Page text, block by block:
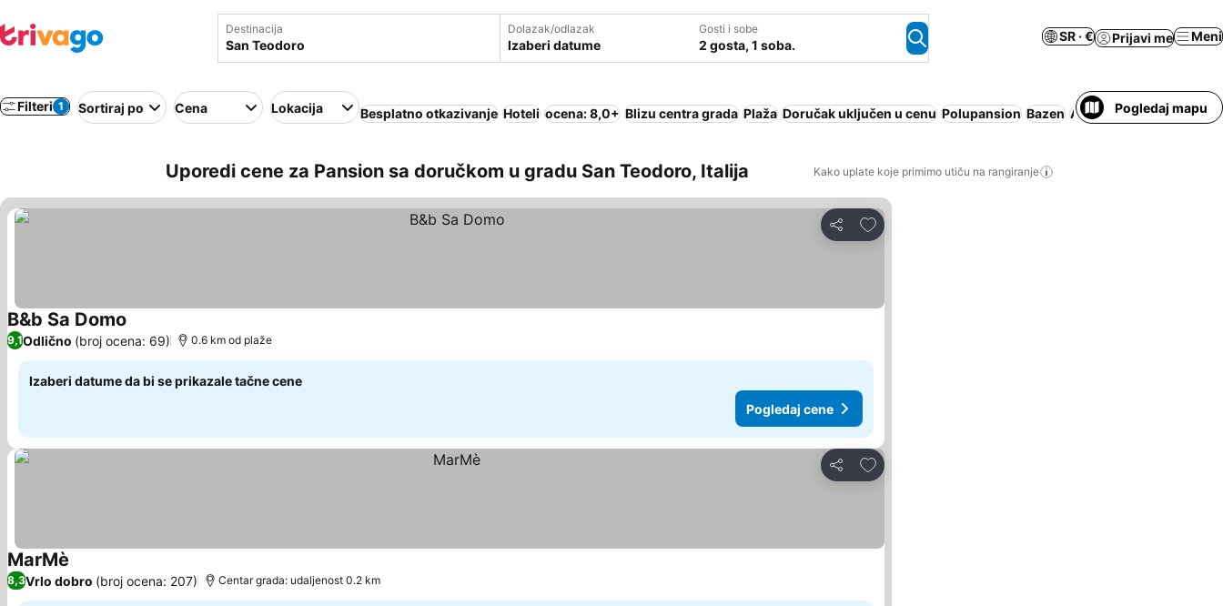
Destinacija Dolazak/odlazak
Izaberi datume
Gosti i sobe
2 gosta, 1 soba.
SR · € Prijavi me Meni
Filteri 1 Sortiraj po Cena Lokacija Besplatno otkazivanje Hoteli ocena: 8,0+ Blizu centra grada Plaža Doručak uključen u cenu Polupansion Bazen Apart hotel Odmaralište
Pogledaj mapu
Uporedi cene za Pansion sa doručkom u gradu San Teodoro, Italija Kako uplate koje primimo utiču na rangiranje
Deli
Dodati u favorite
B&b Sa Domo
9,1Odlično (broj ocena: 69) 0.6 km od plaže
Izaberi datume da bi se prikazale tačne cene
Pogledaj cene
Deli
Dodati u favorite
MarMè
8,3Vrlo dobro (broj ocena: 207) Centar grada: udaljenost 0.2 km